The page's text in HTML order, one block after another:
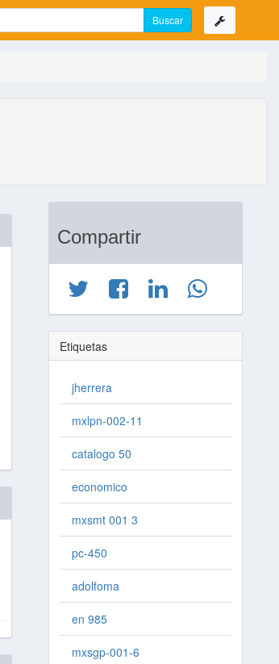
Compartir
Etiquetas
jherrera
mxlpn-002-11
catalogo 50
economico
mxsmt 001 3
pc-450
adolfoma
en 985
mxsgp-001-6